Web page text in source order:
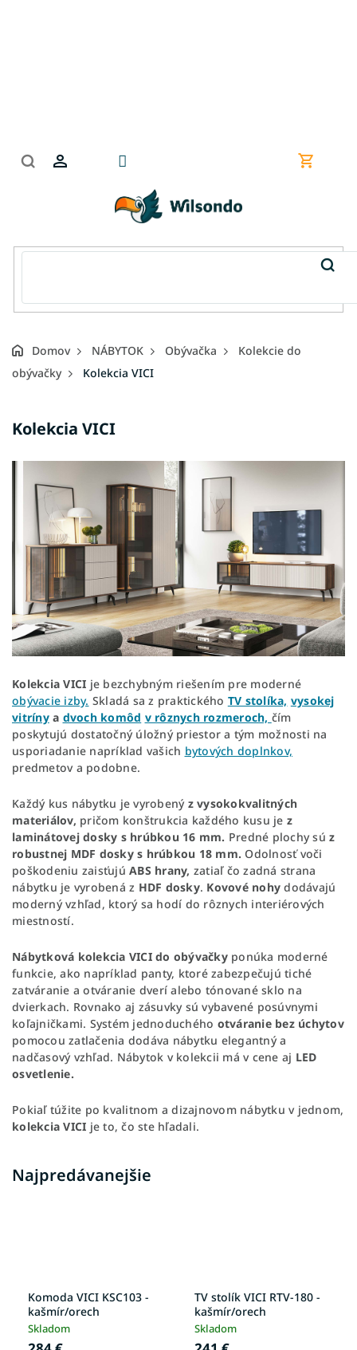
Domov NÁBYTOK Obývačka
Kolekcie do
obývačky
Kolekcia VICI
Kolekcia VICI
Kolekcia VICI je bezchybným riešením pre moderné
obývacie izby. Skladá sa z praktického TV stolíka, vysokej
vitrínya dvoch komôd v rôznych rozmeroch, čím
poskytujú dostatočný úložný priestor a tým možnosti na
usporiadanie napríklad vašich bytových doplnkov,
predmetov a podobne.
Každý kus nábytku je vyrobený z vysokokvalitných
materiálov, pričom konštrukcia každého kusu je z
laminátovej dosky s hrúbkou 16 mm. Predné plochy sú z
robustnej MDF dosky s hrúbkou 18 mm. Odolnosť voči
poškodeniu zaisťujú ABS hrany, zatiaľ čo zadná strana
nábytku je vyrobená z HDF dosky. Kovové nohy dodávajú
moderný vzhľad, ktorý sa hodí do rôznych interiérových
miestností.
Nábytková kolekcia VICI do obývačkyponúka moderné
funkcie, ako napríklad panty, ktoré zabezpečujú tiché
zatváranie a otváranie dverí alebo tónované sklo na
dvierkach. Rovnako aj zásuvky sú vybavené posúvnymi
koľajničkami. Systém jednoduchého otváranie bez úchytov
pomocou zatlačenia dodáva nábytku elegantný a
nadčasový vzhľad. Nábytok v kolekcii má v cene aj LED
osvetlenie.
Pokiaľ túžite po kvalitnom a dizajnovom nábytku v jednom,
kolekcia VICI je to, čo ste hľadali.
Najpredávanejšie
Komoda VICI KSC103 -
kašmír/orech
Skladom
TV stolík VICI RTV-180 -
kašmír/orech
Skladom